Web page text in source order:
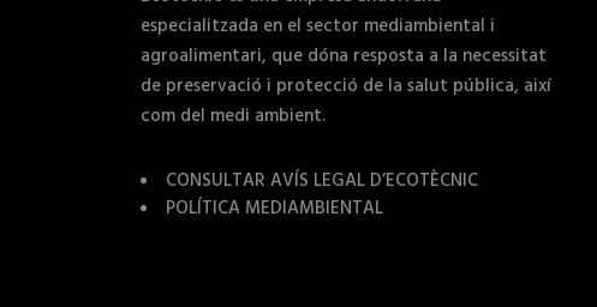
especialitzada en el sector mediambiental i
agroalimentari, que dóna resposta a la necessitat
de preservació i protecció de la salut pública, així
com del medi ambient.
CONSULTAR AVÍS LEGAL D’ECOTÈCNIC
POLÍTICA MEDIAMBIENTAL